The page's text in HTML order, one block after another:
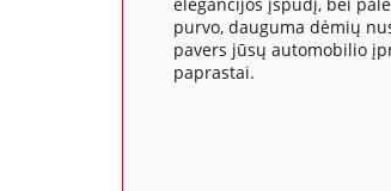
elegancijos įspūdį, bei
purvo, dauguma dėmių
pavers jūsų automobilio
paprastai.